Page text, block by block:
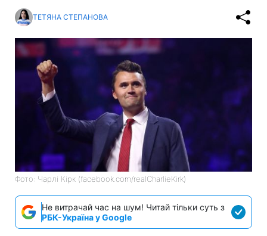
ТЕТЯНА СТЕПАНОВА
Фото: Чарлі Кірк (facebook.com/realCharlieKirk)
Не витрачай час на шум! Читай тільки суть з
РБК-Україна у Google